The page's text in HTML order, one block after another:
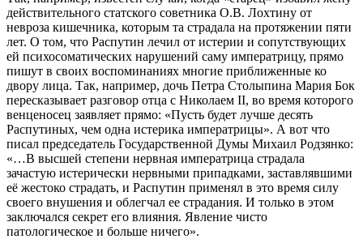
действительного статского советника О.В. Лохтину от
невроза кишечника, которым та страдала на протяжении пяти
лет. О том, что Распутин лечил от истерии и сопутствующих
ей психосоматических нарушений саму императрицу, прямо
пишут в своих воспоминаниях многие приближенные ко
двору лица. Так, например, дочь Петра Столыпина Мария Бок
пересказывает разговор отца с Николаем II, во время которого
венценосец заявляет прямо: «Пусть будет лучше десять
Распутиных, чем одна истерика императрицы». А вот что
писал председатель Государственной Думы Михаил Родзянко:
«…В высшей степени нервная императрица страдала
зачастую истерически нервными припадками, заставлявшими
её жестоко страдать, и Распутин применял в это время силу
своего внушения и облегчал ее страдания. И только в этом
заключался секрет его влияния. Явление чисто
патологическое и больше ничего».